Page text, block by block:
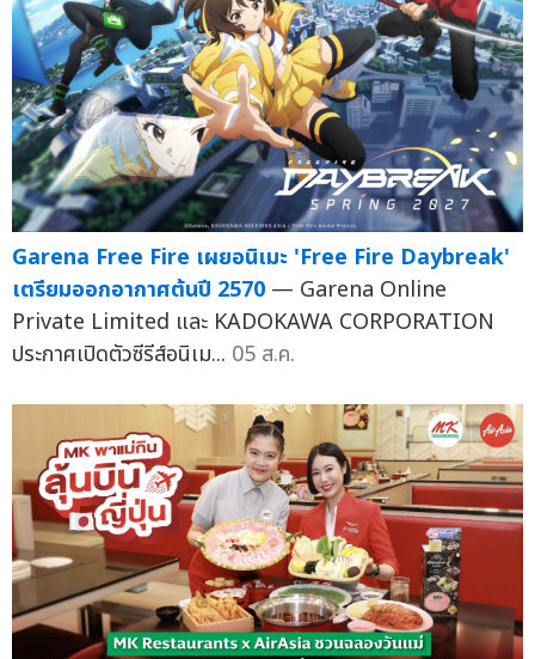
Garena Free Fire เผยอนิเมะ 'Free Fire Daybreak'
เตรียมออกอากาศต้นปี 2570 — Garena Online
Private Limited และ KADOKAWA CORPORATION
ประกาศเปิดตัวซีรีส์อนิเม... 05 ส.ค.